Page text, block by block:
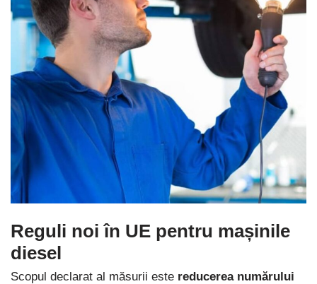
Reguli noi în UE pentru mașinile
diesel
Scopul declarat al măsurii este reducerea numărului